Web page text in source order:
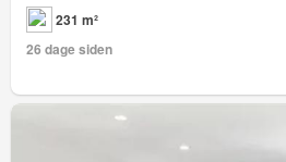
231 m²
26 dage siden